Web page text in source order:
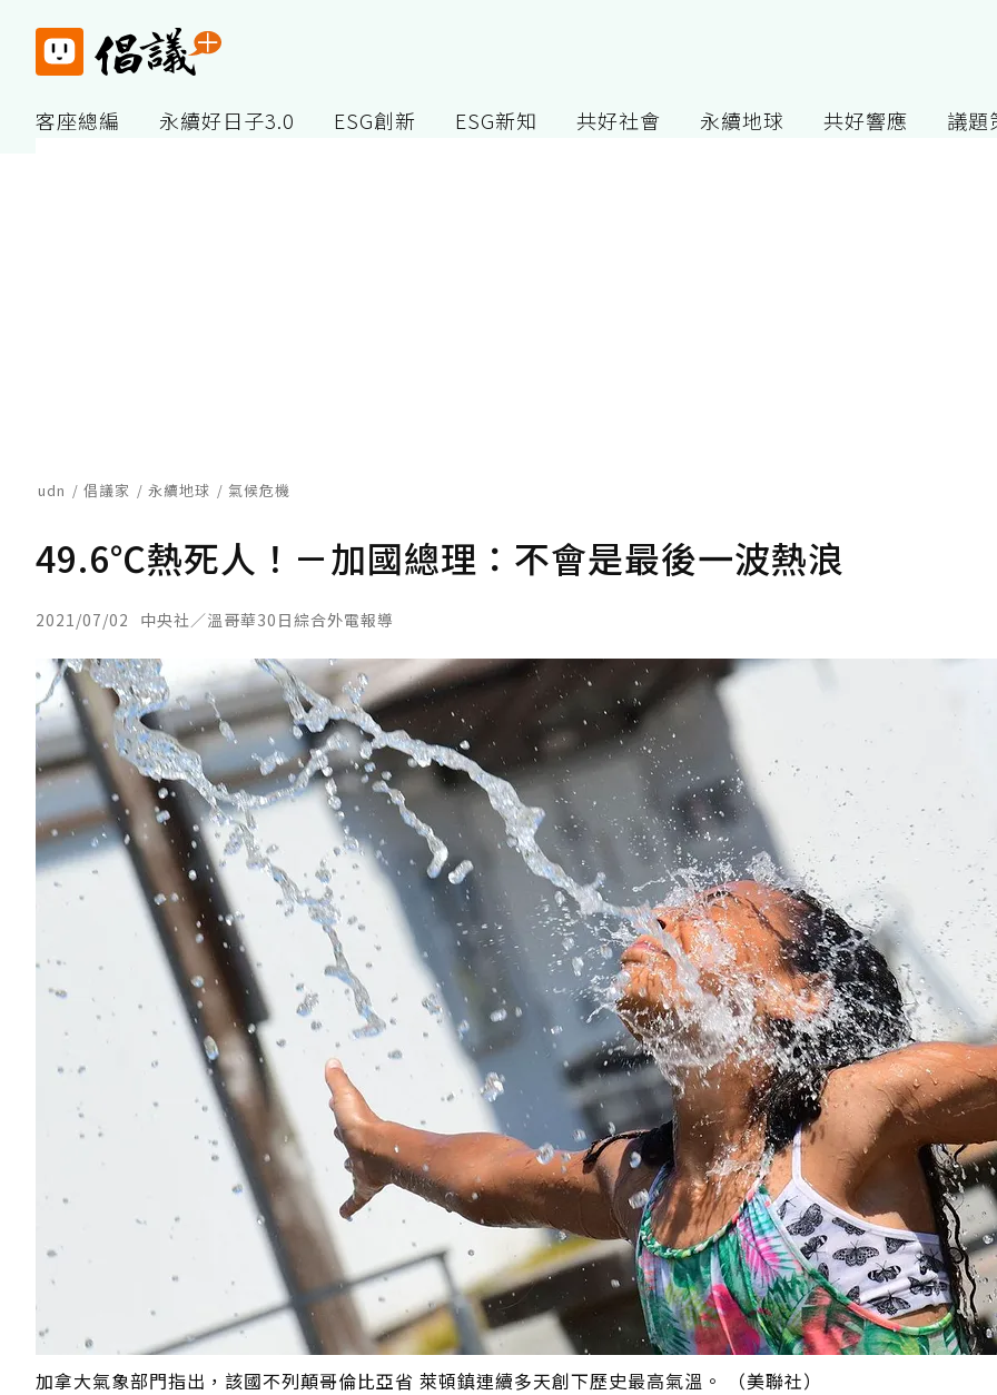
客座總編 永續好日子3.0 ESG創新 ESG新知 共好社會 永續地球 共好響應 議題
udn 倡議家 永續地球 氣候危機
49.6℃熱死人！－加國總理：不會是最後一波熱浪
2021/07/02 中央社／溫哥華30日綜合外電報導
加拿大氣象部門指出，該國不列顛哥倫比亞省 萊頓鎮連續多天創下歷史最高氣溫。 （美聯社）